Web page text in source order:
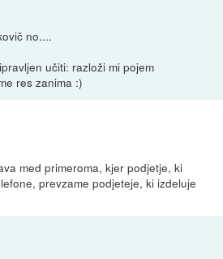
no....
učiti: razloži mi pojem
res zanima :)
med primeroma, kjer podjetje, ki
prevzame podjeteje, ki izdeluje